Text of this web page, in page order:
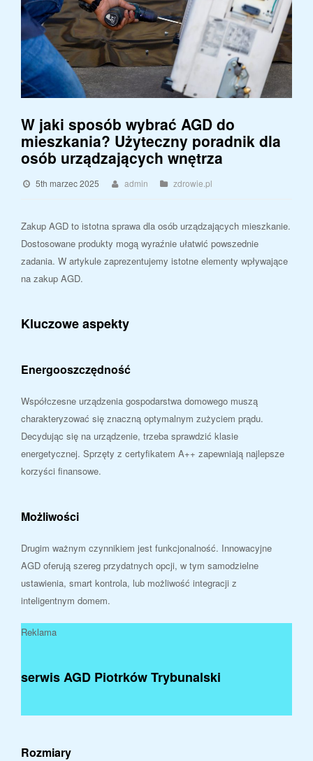
W jaki sposób wybrać AGD do
mieszkania? Użyteczny poradnik dla
osób urządzających wnętrza
5th marzec 2025 admin zdrowie.pl
Zakup AGD to istotna sprawa dla osób urządzających mieszkanie.
Dostosowane produkty mogą wyraźnie ułatwić powszednie
zadania. W artykule zaprezentujemy istotne elementy wpływające
na zakup AGD.
Kluczowe aspekty
Energooszczędność
Współczesne urządzenia gospodarstwa domowego muszą
charakteryzować się znaczną optymalnym zużyciem prądu.
Decydując się na urządzenie, trzeba sprawdzić klasie
energetycznej. Sprzęty z certyfikatem A++ zapewniają najlepsze
korzyści finansowe.
Możliwości
Drugim ważnym czynnikiem jest funkcjonalność. Innowacyjne
AGD oferują szereg przydatnych opcji, w tym samodzielne
ustawienia, smart kontrola, lub możliwość integracji z
inteligentnym domem.
Reklama
serwis AGD Piotrków Trybunalski
Rozmiary